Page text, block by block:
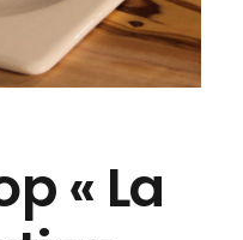
« La